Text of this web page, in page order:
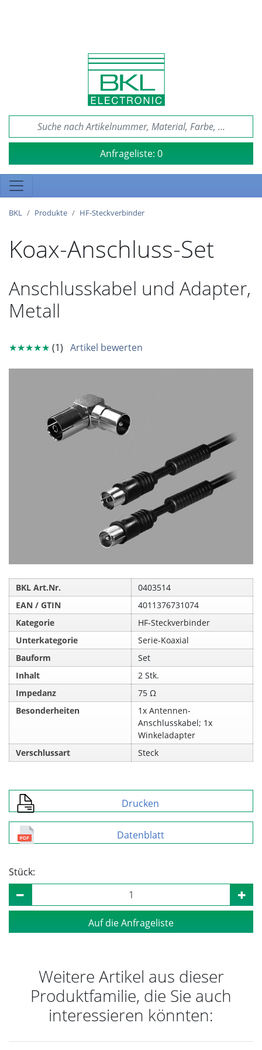
Anfrageliste: 0
BKL Produkte HF-Steckverbinder
Koax-Anschluss-Set
Anschlusskabel und Adapter,
Metall
★★★★★ (1) Artikel bewerten
BKL Art.Nr.
0403514
EAN / GTIN
4011376731074
Kategorie
HF-Steckverbinder
Unterkategorie
Serie-Koaxial
Bauform
Set
Inhalt
2 Stk.
Impedanz
75 Ω
Besonderheiten
1x Antennen-
Anschlusskabel; 1x
Winkeladapter
Verschlussart
Steck
Drucken
Datenblatt
Stück:
Auf die Anfrageliste
Weitere Artikel aus dieser
Produktfamilie, die Sie auch
interessieren könnten: